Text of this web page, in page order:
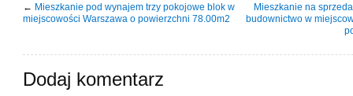
← Mieszkanie pod wynajem trzy pokojowe blok w
miejscowości Warszawa o powierzchni 78.00m2
Mieszkanie na
budownictwo w
Dodaj komentarz